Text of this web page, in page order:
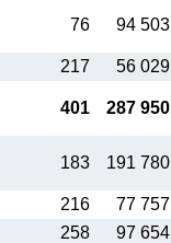
76 94 503
217 56 029
401 287 950
183 191 780
216 77 757
258 97 654